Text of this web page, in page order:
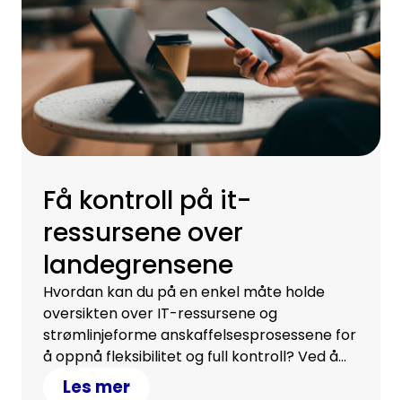
Få kontroll på it-
ressursene over
landegrensene
Hvordan kan du på en enkel måte holde
oversikten over IT-ressursene og
strømlinjeforme anskaffelsesprosessene for
å oppnå fleksibilitet og full kontroll? Ved å
samarbeide med oss.
Les mer